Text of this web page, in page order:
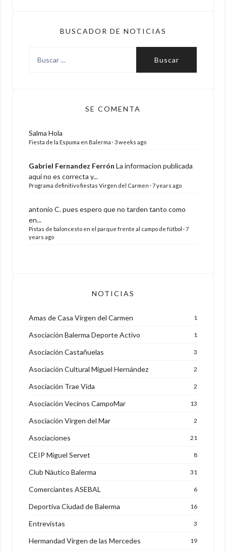
BUSCADOR DE NOTICIAS
SE COMENTA
Salma Hola
Fiesta de la Espuma en Balerma ·3 weeks ago
Gabriel Fernandez Ferrón La informacion publicada
aqui no es correcta y...
Programa definitivo fiestas Virgen del Carmen ·7 years ago
antonio C.pues espero que no tarden tanto como
en...
Pistas de baloncesto en el parque frente al campo de fútbol ·7
years ago
NOTICIAS
Amas de Casa Virgen del Carmen 1
Asociación Balerma Deporte Activo 1
Asociación Castañuelas 3
Asociación Cultural Miguel Hernández 2
Asociación Trae Vida 2
Asociación Vecinos CampoMar 13
Asociación Virgen del Mar 2
Asociaciones 21
CEIP Miguel Servet 8
Club Náutico Balerma 31
Comerciantes ASEBAL 6
Deportiva Ciudad de Balerma 16
Entrevistas 3
Hermandad Virgen de las Mercedes 19